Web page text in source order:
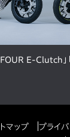
E-Clutch
マップ プライ